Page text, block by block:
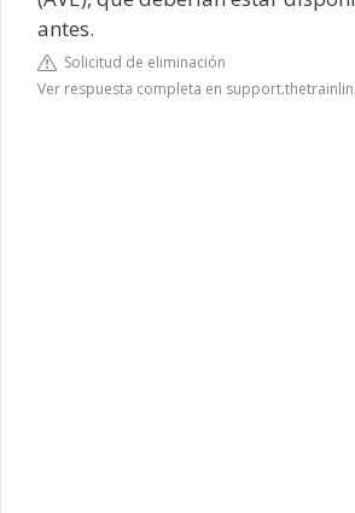
antes.
Solicitud de eliminación
Ver respuesta completa en